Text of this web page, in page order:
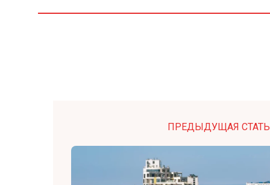
ПРЕДЫДУЩАЯ